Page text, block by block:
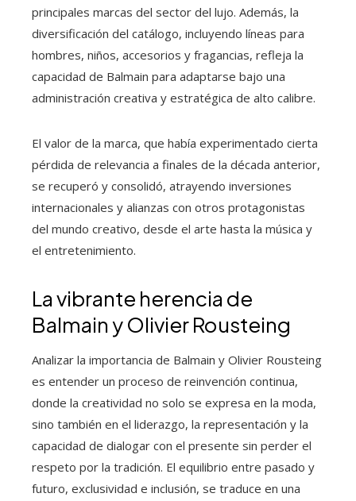
principales marcas del sector del lujo. Además, la
diversificación del catálogo, incluyendo líneas para
hombres, niños, accesorios y fragancias, refleja la
capacidad de Balmain para adaptarse bajo una
administración creativa y estratégica de alto calibre.
El valor de la marca, que había experimentado cierta
pérdida de relevancia a finales de la década anterior,
se recuperó y consolidó, atrayendo inversiones
internacionales y alianzas con otros protagonistas
del mundo creativo, desde el arte hasta la música y
el entretenimiento.
La vibrante herencia de
Balmain y Olivier Rousteing
Analizar la importancia de Balmain y Olivier Rousteing
es entender un proceso de reinvención continua,
donde la creatividad no solo se expresa en la moda,
sino también en el liderazgo, la representación y la
capacidad de dialogar con el presente sin perder el
respeto por la tradición. El equilibrio entre pasado y
futuro, exclusividad e inclusión, se traduce en una